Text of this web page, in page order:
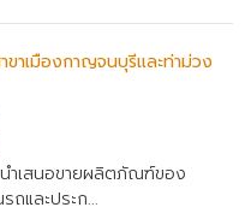
ขาเมืองกาญจนบุรีและท่าม่วง
ำเสนอขายผลิตภัณฑ์ของ
ถและประก...